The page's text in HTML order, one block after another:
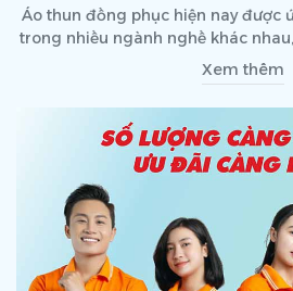
Áo thun đồng phục hiện nay được
trong nhiều ngành nghề khác
hàng ứng dụng khá nhiều. Mỗi
kiểu dáng áo, màu sắc áo riêng.
sắc phổ biến của mẫu áo thun
Xem thêm